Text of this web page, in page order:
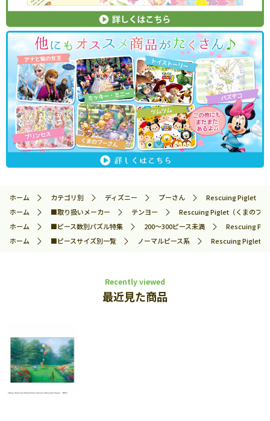
ホーム カテゴリ別 ディズニー プーさん
Rescuing Piglet（
ホーム
■取り扱いメーカー テンヨー
Rescuing Piglet（くまのプ
ホーム
■ピース数別パズル特集 200～300ピース未満
Rescuing
ホーム
■ピースサイズ別一覧 ノーマルピース系 Rescuing Piglet
Recently viewed
最近見た商品